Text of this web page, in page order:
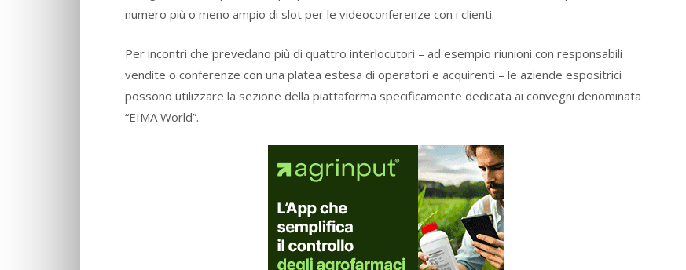
numero più o meno ampio di slot per le videoconferenze con i clienti.
Per incontri che prevedano più di quattro interlocutori – ad esempio riunioni con responsabili
vendite o conferenze con una platea estesa di operatori e acquirenti – le aziende espositrici
possono utilizzare la sezione della piattaforma specificamente dedicata ai convegni denominata
“EIMA World”.